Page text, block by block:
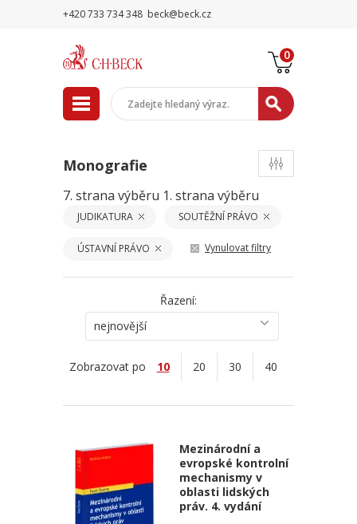
+420 733 734 348 beck@beck.cz
0
Monografie
7. strana výběru 1. strana výběru
JUDIKATURA SOUTĚŽNÍ PRÁVO
ÚSTAVNÍ PRÁVO Vynulovat filtry
Řazení:
nejnovější
Zobrazovat po 10 20 30 40
Mezinárodní a
evropské kontrolní
mechanismy v
oblasti lidských
práv. 4. vydání